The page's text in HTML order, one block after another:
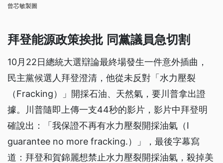
曾芯敏製圖
拜登能源政策挨批 同黨議員急切割
10月22日總統大選辯論最終場發生一件意外插曲，
民主黨候選人拜登澄清，他從未反對「水力壓裂
（Fracking）」開採石油、天然氣，要川普拿出證
據。川普隨即上傳一支44秒的影片，影片中拜登明
確說出：「我保證不再有水力壓裂開採油氣（I
guarantee no more fracking.）」，最後字幕寫
道：拜登和賀錦麗想禁止水力壓裂開採油氣，殺掉美